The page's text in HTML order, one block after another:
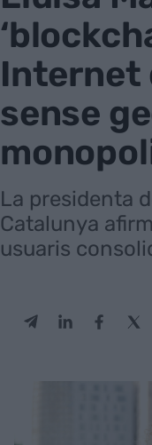
Internet
sense
La presidenta
Catalunya
usuaris